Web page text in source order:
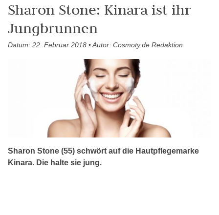
Sharon Stone: Kinara ist ihr
Jungbrunnen
Datum: 22. Februar 2018 • Autor: Cosmoty.de Redaktion
Sharon Stone (55) schwört auf die Hautpflegemarke
Kinara. Die halte sie jung.